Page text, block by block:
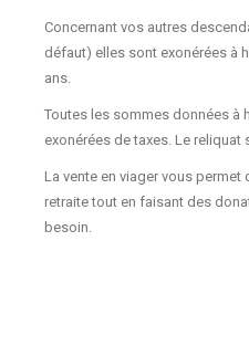
Concernant vos autres
défaut) elles sont exonérées à
ans.
Toutes les sommes données à
exonérées de taxes. Le reliquat
La vente en viager vous
retraite tout en faisant des
besoin.